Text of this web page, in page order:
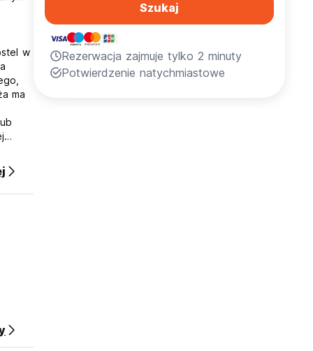
w
ma
z
z
Szukaj
Rezerwacja zajmuje tylko 2 minuty
Potwierdzenie natychmiastowe